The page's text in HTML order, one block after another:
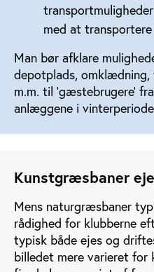
med at
Man bør afklare
depotplads,
m.m. til ’gæstebrugere’
anlæggene i
Kunstgræsbaner
Mens naturgræsbaner
rådighed for klubberne
typisk både ejes og
billedet mere varieret